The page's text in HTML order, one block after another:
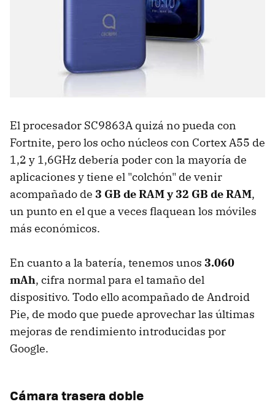
El procesador SC9863A quizá no pueda con
Fortnite, pero los ocho núcleos con Cortex A55 de
1,2 y 1,6GHz debería poder con la mayoría de
aplicaciones y tiene el "colchón" de venir
acompañado de 3 GB de RAM y 32 GB de RAM,
un punto en el que a veces flaquean los móviles
más económicos.
En cuanto a la batería, tenemos unos 3.060
mAh, cifra normal para el tamaño del
dispositivo. Todo ello acompañado de Android
Pie, de modo que puede aprovechar las últimas
mejoras de rendimiento introducidas por
Google.
Cámara trasera doble